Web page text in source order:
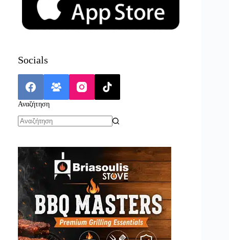
Socials
Αναζήτηση